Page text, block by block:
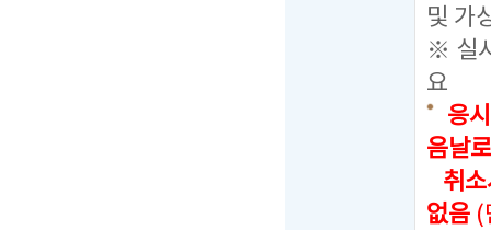
및 가
※ 실
요
응
음날
취소
없음 (